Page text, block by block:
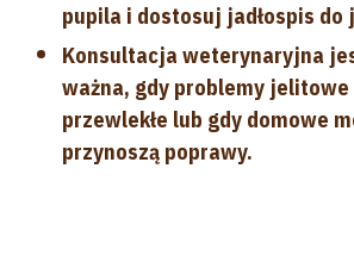
pupila i dostosuj jadłospis do
Konsultacja weterynaryjna
ważna, gdy problemy
przewlekłe lub gdy domowe
przynoszą poprawy.